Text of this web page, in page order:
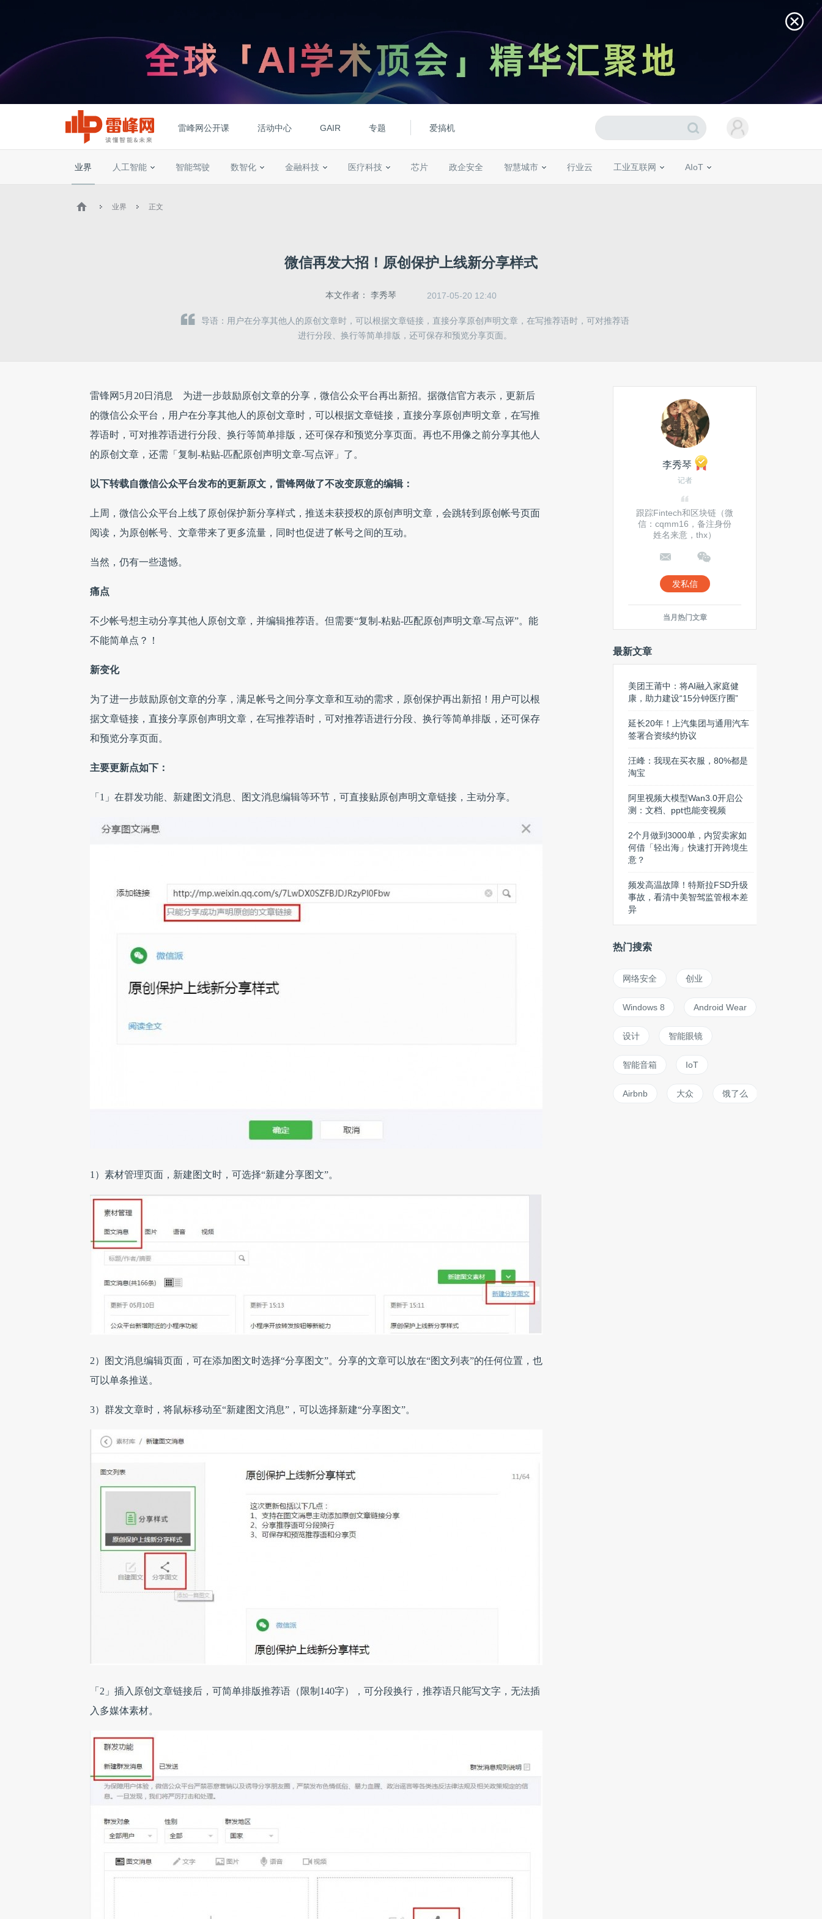
雷峰网公开课 活动中心 GAIR 专题 爱搞机
业界 人工智能 智能驾驶 数智化 金融科技 医疗科技 芯片 政企安全 智慧城市 行业云 工业互联网 AIoT
业界 正文
微信再发大招！原创保护上线新分享样式
本文作者： 李秀琴 2017-05-20 12:40
导语：用户在分享其他人的原创文章时，可以根据文章链接，直接分享原创声明文章，在写推荐语时，可对推荐语
进行分段、换行等简单排版，还可保存和预览分享页面。
雷锋网5月20日消息 为进一步鼓励原创文章的分享，微信公众平台再出新招。据微信官方表示，更新后
的微信公众平台，用户在分享其他人的原创文章时，可以根据文章链接， 直接分享原创声明文章，在写推
荐语时，可对推荐语进行分段、换行等简单排版，还可保存和预览分享页面。再也不用像之前分享其他人
的原创文章，还需「复制-粘贴-匹配原创声明文章-写点评」了。
以下转载自微信公众平台发布的更新原文，雷锋网做了不改变原意的编辑：
上周，微信公众平台上线了原创保护新分享样式，推送未获授权的原创声明文章，会跳转到原创帐号页面
阅读，为原创帐号、文章带来了更多流量，同时也促进了帐号之间的互动。
当然，仍有一些遗憾。
痛点
不少帐号想主动分享其他人原创文章，并编辑推荐语。但需要“复制-粘贴-匹配原创声明文章-写点评”。能
不能简单点？！
新变化
为了进一步鼓励原创文章的分享，满足帐号之间分享文章和互动的需求，原创保护再出新招！用户可以根
据文章链接，直接分享原创声明文章，在写推荐语时，可对推荐语进行分段、换行等简单排版，还可保存
和预览分享页面。
主要更新点如下：
「1」在群发功能、新建图文消息、图文消息编辑等环节，可直接贴原创声明文章链接，主动分享。
1）素材管理页面，新建图文时，可选择“新建分享图文”。
2）图文消息编辑页面，可在添加图文时选择“分享图文”。分享的文章可以放在“图文列表”的任何位置，也
可以单条推送。
3）群发文章时，将鼠标移动至“新建图文消息”，可以选择新建“分享图文”。
「2」插入原创文章链接后，可简单排版推荐语（限制140字），可分段换行，推荐语只能写文字，无法插
入多媒体素材。
李秀琴
记者
跟踪Fintech和区块链（微
信：cqmm16，备注身份
姓名来意，thx）
发私信
当月热门文章
最新文章
美团王莆中：将AI融入家庭健
康，助力建设“15分钟医疗圈”
延长20年！上汽集团与通用汽车
签署合资续约协议
汪峰：我现在买衣服，80%都是
淘宝
阿里视频大模型Wan3.0开启公
测：文档、ppt也能变视频
2个月做到3000单，内贸卖家如
何借「轻出海」快速打开跨境生
意？
频发高温故障！特斯拉FSD升级
事故，看清中美智驾监管根本差
异
热门搜索
网络安全 创业
Windows 8 Android Wear
设计 智能眼镜
智能音箱 IoT
Airbnb 大众 饿了么